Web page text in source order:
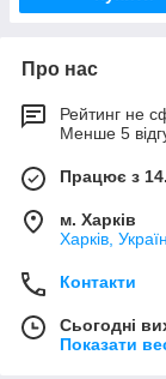
Про нас
Рейтинг не
Менше 5
Працює з
м. Харків
Харків,
Контакти
Сьогодні
Показати